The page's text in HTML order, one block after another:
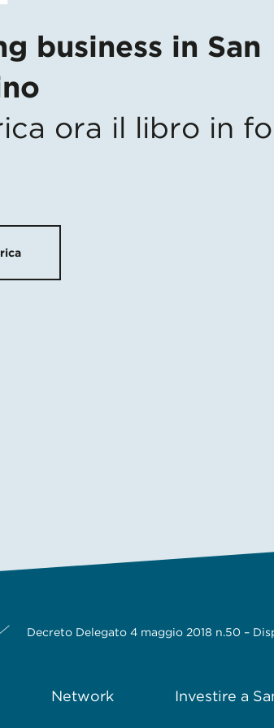
business in San
ora il libro in
Decreto Delegato 4 maggio 2018 n.50 –
Network
Investire a